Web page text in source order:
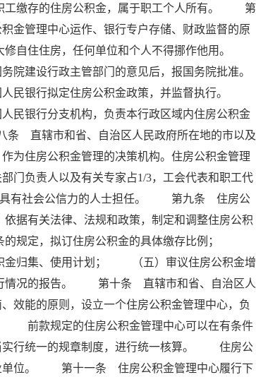
缴存的住房公积金，属于职工个人所有。 第
金管理中心运作、银行专户存储、财政监督的原
自住住房，任何单位和个人不得挪作他用。
建设行政主管部门的意见后，报国务院批准。
民银行拟定住房公积金政策，并监督执行。
民银行分支机构，负责本行政区域内住房公积金
直辖市和省、自治区人民政府所在地的市以及
为住房公积金管理的决策机构。住房公积金管理
门负责人以及有关专家占1/3，工会代表和职工代
具有社会公信力的人士担任。 第九条 住房公
有关法律、法规和政策，制定和调整住房公积
规定，拟订住房公积金的具体缴存比例；
金归集、使用计划； （五）审议住房公积金增
情况的报告。 第十条 直辖市和省、自治区人
效能的原则，设立一个住房公积金管理中心，负
前款规定的住房公积金管理中心可以在有条件
实行统一的规章制度，进行统一核算。 住房公
业单位。 第十一条 住房公积金管理中心履行下